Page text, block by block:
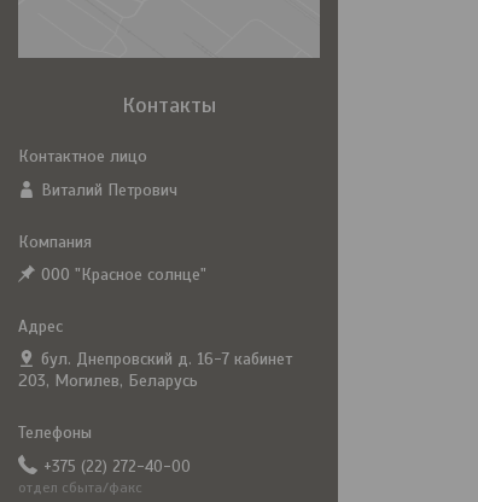
Контакты
Виталий Петрович
ООО "Красное солнце"
бул. Днепровский д. 16-7 кабинет
203, Могилев, Беларусь
+375 (22) 272-40-00
отдел сбыта/факс